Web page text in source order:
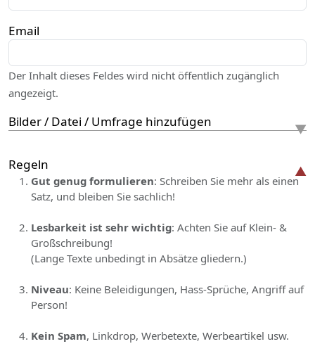
Email
Der Inhalt dieses Feldes wird nicht öffentlich zugänglich
angezeigt.
Bilder / Datei / Umfrage hinzufügen
Regeln
Gut genug formulieren: Schreiben Sie mehr als einen
Satz, und bleiben Sie sachlich!
Lesbarkeit ist sehr wichtig: Achten Sie auf Klein- &
Großschreibung!
(Lange Texte unbedingt in Absätze gliedern.)
Niveau: Keine Beleidigungen, Hass-Sprüche, Angriff auf
Person!
Kein Spam, Linkdrop, Werbetexte, Werbeartikel usw.